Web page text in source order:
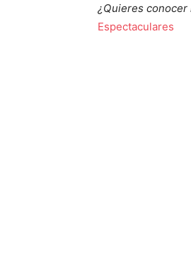
¿Quieres conocer
Espectaculares